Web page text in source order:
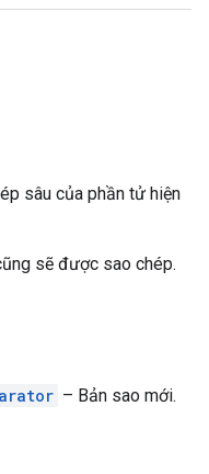
sâu của phần tử hiện
sẽ được sao chép.
– Bản sao mới.